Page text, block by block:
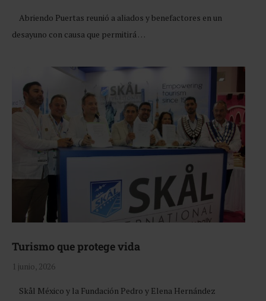
Abriendo Puertas reunió a aliados y benefactores en un
desayuno con causa que permitirá …
Turismo que protege vida
1 junio, 2026
Skål México y la Fundación Pedro y Elena Hernández